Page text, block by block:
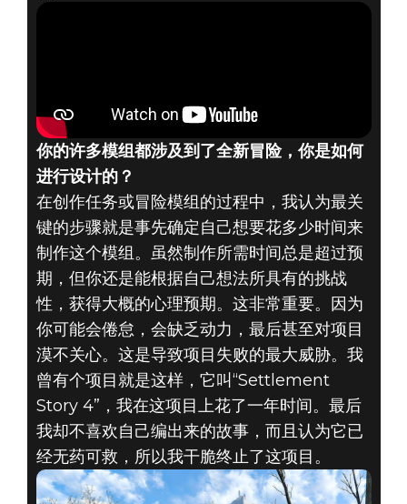
你的许多模组都涉及到了全新冒险，你是如何
进行设计的？
在创作任务或冒险模组的过程中，我认为最关
键的步骤就是事先确定自己想要花多少时间来
制作这个模组。虽然制作所需时间总是超过预
期，但你还是能根据自己想法所具有的挑战
性，获得大概的心理预期。这非常重要。因为
你可能会倦怠，会缺乏动力，最后甚至对项目
漠不关心。这是导致项目失败的最大威胁。我
曾有个项目就是这样，它叫“Settlement
Story 4”，我在这项目上花了一年时间。最后
我却不喜欢自己编出来的故事，而且认为它已
经无药可救，所以我干脆终止了这项目。